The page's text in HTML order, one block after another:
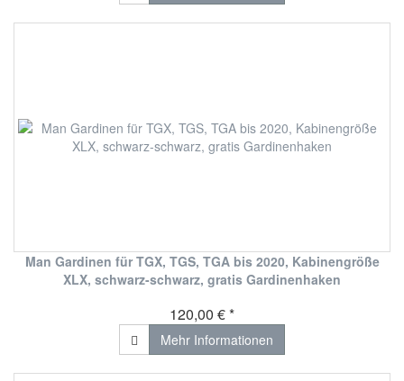
Man Gardinen für TGX, TGS, TGA bis 2020, Kabinengröße
XLX, schwarz-schwarz, gratis Gardinenhaken
120,00 € *
Mehr Informationen